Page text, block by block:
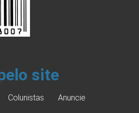
site
Colunistas
Anuncie